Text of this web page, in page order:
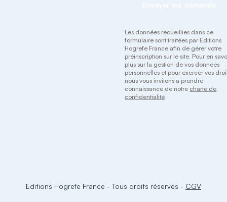
Les données recueillies dans ce
formulaire sont traitées par Editions
Hogrefe France afin de gérer votre
préinscription sur le site. Pour en
plus sur la gestion de vos données
personnelles et pour exercer vos
nous vous invitons à prendre
connaissance de notre charte de
confidentialité
Editions Hogrefe France - Tous droits réservés - CGV